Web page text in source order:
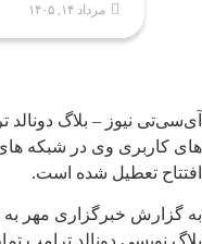
مرداد ۱۴, ۱۴۰۵
آی‌سی‌تی نیوز – بلاگ
های کاربری وی در شبکه
افتتاح تعطیل شده است.
به گزارش خبرگزاری مهر
بلاگ نویسی دونالد ترامپ